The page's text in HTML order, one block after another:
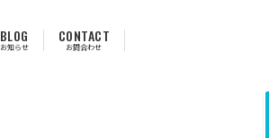
BLOG
お知らせ
CONTACT
お問合わせ